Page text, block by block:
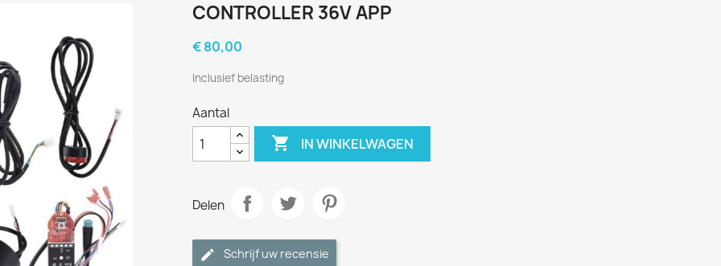
CONTROLLER 36V APP
€ 80,00
Inclusief belasting
Aantal
 IN WINKELWAGEN
Delen
Schrijf uw recensie